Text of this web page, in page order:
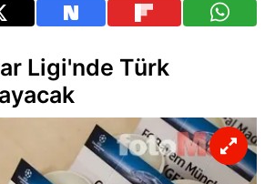
Ligi'nde Türk